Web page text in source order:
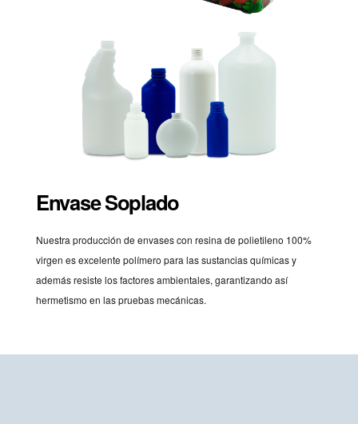
Envase Soplado
Nuestra producción de envases con resina de polietileno 100%
virgen es excelente polímero para las sustancias químicas y
además resiste los factores ambientales, garantizando así
hermetismo en las pruebas mecánicas.